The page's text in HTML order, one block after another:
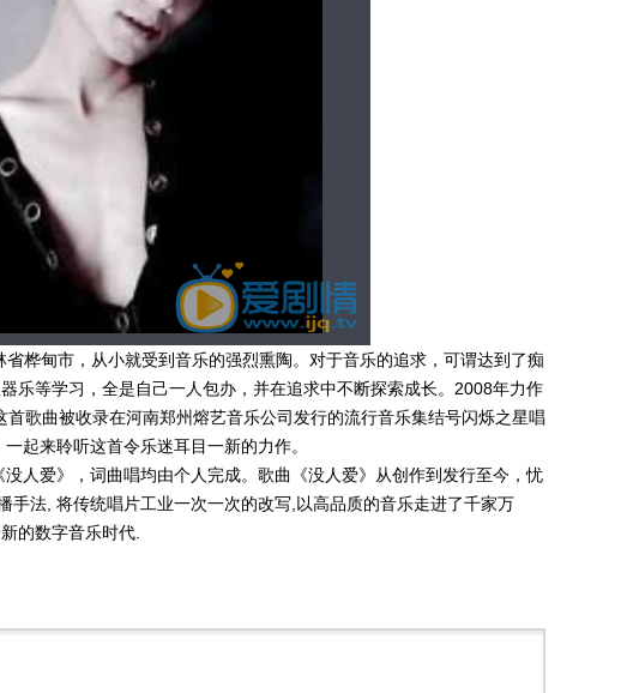
桦甸市，从小就受到音乐的强烈熏陶。对于音乐的追求，可谓达到了痴
乐等学习，全是自己一人包办，并在追求中不断探索成长。2008年力作
首歌曲被收录在河南郑州熔艺音乐公司发行的流行音乐集结号闪烁之星唱
一起来聆听这首令乐迷耳目一新的力作。
人爱》，词曲唱均由个人完成。歌曲《没人爱》从创作到发行至今，忧
手法, 将传统唱片工业一次一次的改写,以高品质的音乐走进了千家万
的数字音乐时代.